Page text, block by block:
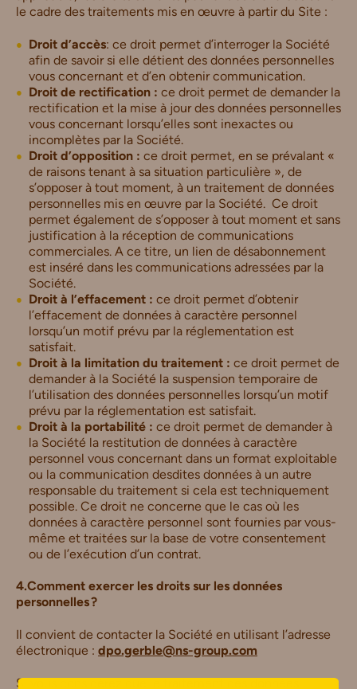
le cadre des traitements mis en œuvre à partir du Site :
Droit d’accès: ce droit permet d’interroger la Société
afin de savoir si elle détient des données personnelles
vous concernant et d’en obtenir communication.
Droit de rectification : ce droit permet de demander la
rectification et la mise à jour des données personnelles
vous concernant lorsqu’elles sont inexactes ou
incomplètes par la Société.
Droit d’opposition : ce droit permet, en se prévalant «
de raisons tenant à sa situation particulière », de
s’opposer à tout moment, à un traitement de données
personnelles mis en œuvre par la Société. Ce droit
permet également de s’opposer à tout moment et sans
justification à la réception de communications
commerciales. A ce titre, un lien de désabonnement
est inséré dans les communications adressées par la
Société.
Droit à l’effacement : ce droit permet d’obtenir
l’effacement de données à caractère personnel
lorsqu’un motif prévu par la réglementation est
satisfait.
Droit à la limitation du traitement : ce droit permet de
demander à la Société la suspension temporaire de
l’utilisation des données personnelles lorsqu’un motif
prévu par la réglementation est satisfait.
Droit à la portabilité : ce droit permet de demander à
la Société la restitution de données à caractère
personnel vous concernant dans un format exploitable
ou la communication desdites données à un autre
responsable du traitement si cela est techniquement
possible. Ce droit ne concerne que le cas où les
données à caractère personnel sont fournies par vous-
même et traitées sur la base de votre consentement
ou de l’exécution d’un contrat.
4.Comment exercer les droits sur les données
personnelles ?
Il convient de contacter la Société en utilisant l’adresse
électronique : dpo.gerble@ns-group.com
Si vous considérez que le traitement des données